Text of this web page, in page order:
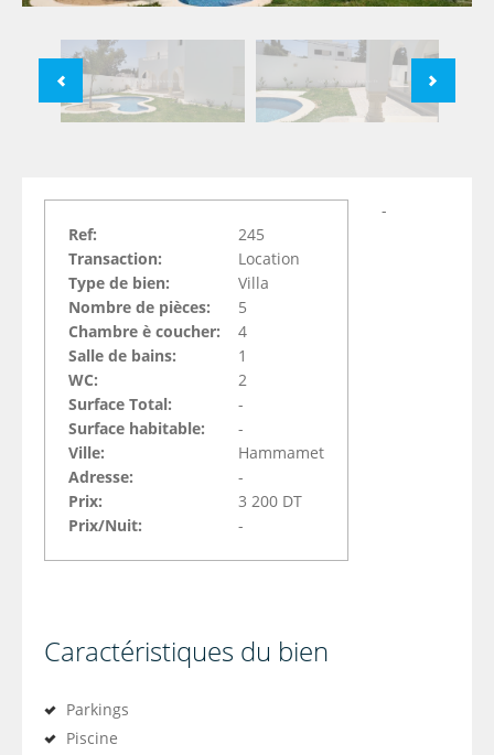
Ref:
245
Transaction:
Location
Type de bien:
Villa
Nombre de pièces:
5
Chambre è coucher:
4
Salle de bains:
1
WC:
2
Surface Total:
-
Surface habitable:
-
Ville:
Hammamet
Adresse:
-
Prix:
3 200 DT
Prix/Nuit:
-
-
Caractéristiques du bien
Parkings
Piscine